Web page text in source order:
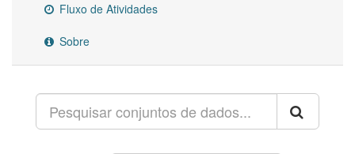
Fluxo de Atividades
Sobre